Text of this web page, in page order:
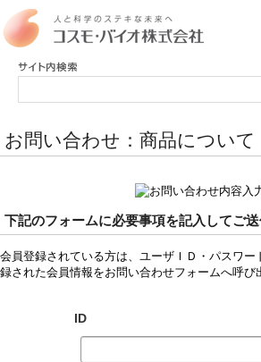
お問い合わせ：商品について
下記のフォームに必要事項を記入してご送
会員登録されている方は、ユーザＩＤ・パスワー
録された会員情報をお問い合わせフォームへ呼び
ID